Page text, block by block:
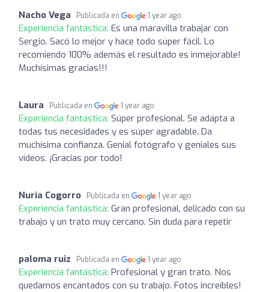
Nacho Vega Publicada en 1 year ago
Experiencia fantástica: Es una maravilla trabajar con
Sergio. Sacó lo mejor y hace todo súper fácil. Lo
recomiendo 100% además el resultado es inmejorable!
Muchísimas gracias!!!
Laura Publicada en 1 year ago
Experiencia fantástica: Súper profesional. Se adapta a
todas tus necesidades y es súper agradable. Da
muchísima confianza. Genial fotógrafo y geniales sus
vídeos. ¡Gracias por todo!
Nuria Cogorro Publicada en 1 year ago
Experiencia fantástica: Gran profesional, delicado con su
trabajo y un trato muy cercano. Sin duda para repetir
paloma ruiz Publicada en 1 year ago
Experiencia fantástica: Profesional y gran trato. Nos
quedamos encantados con su trabajo. Fotos increíbles!